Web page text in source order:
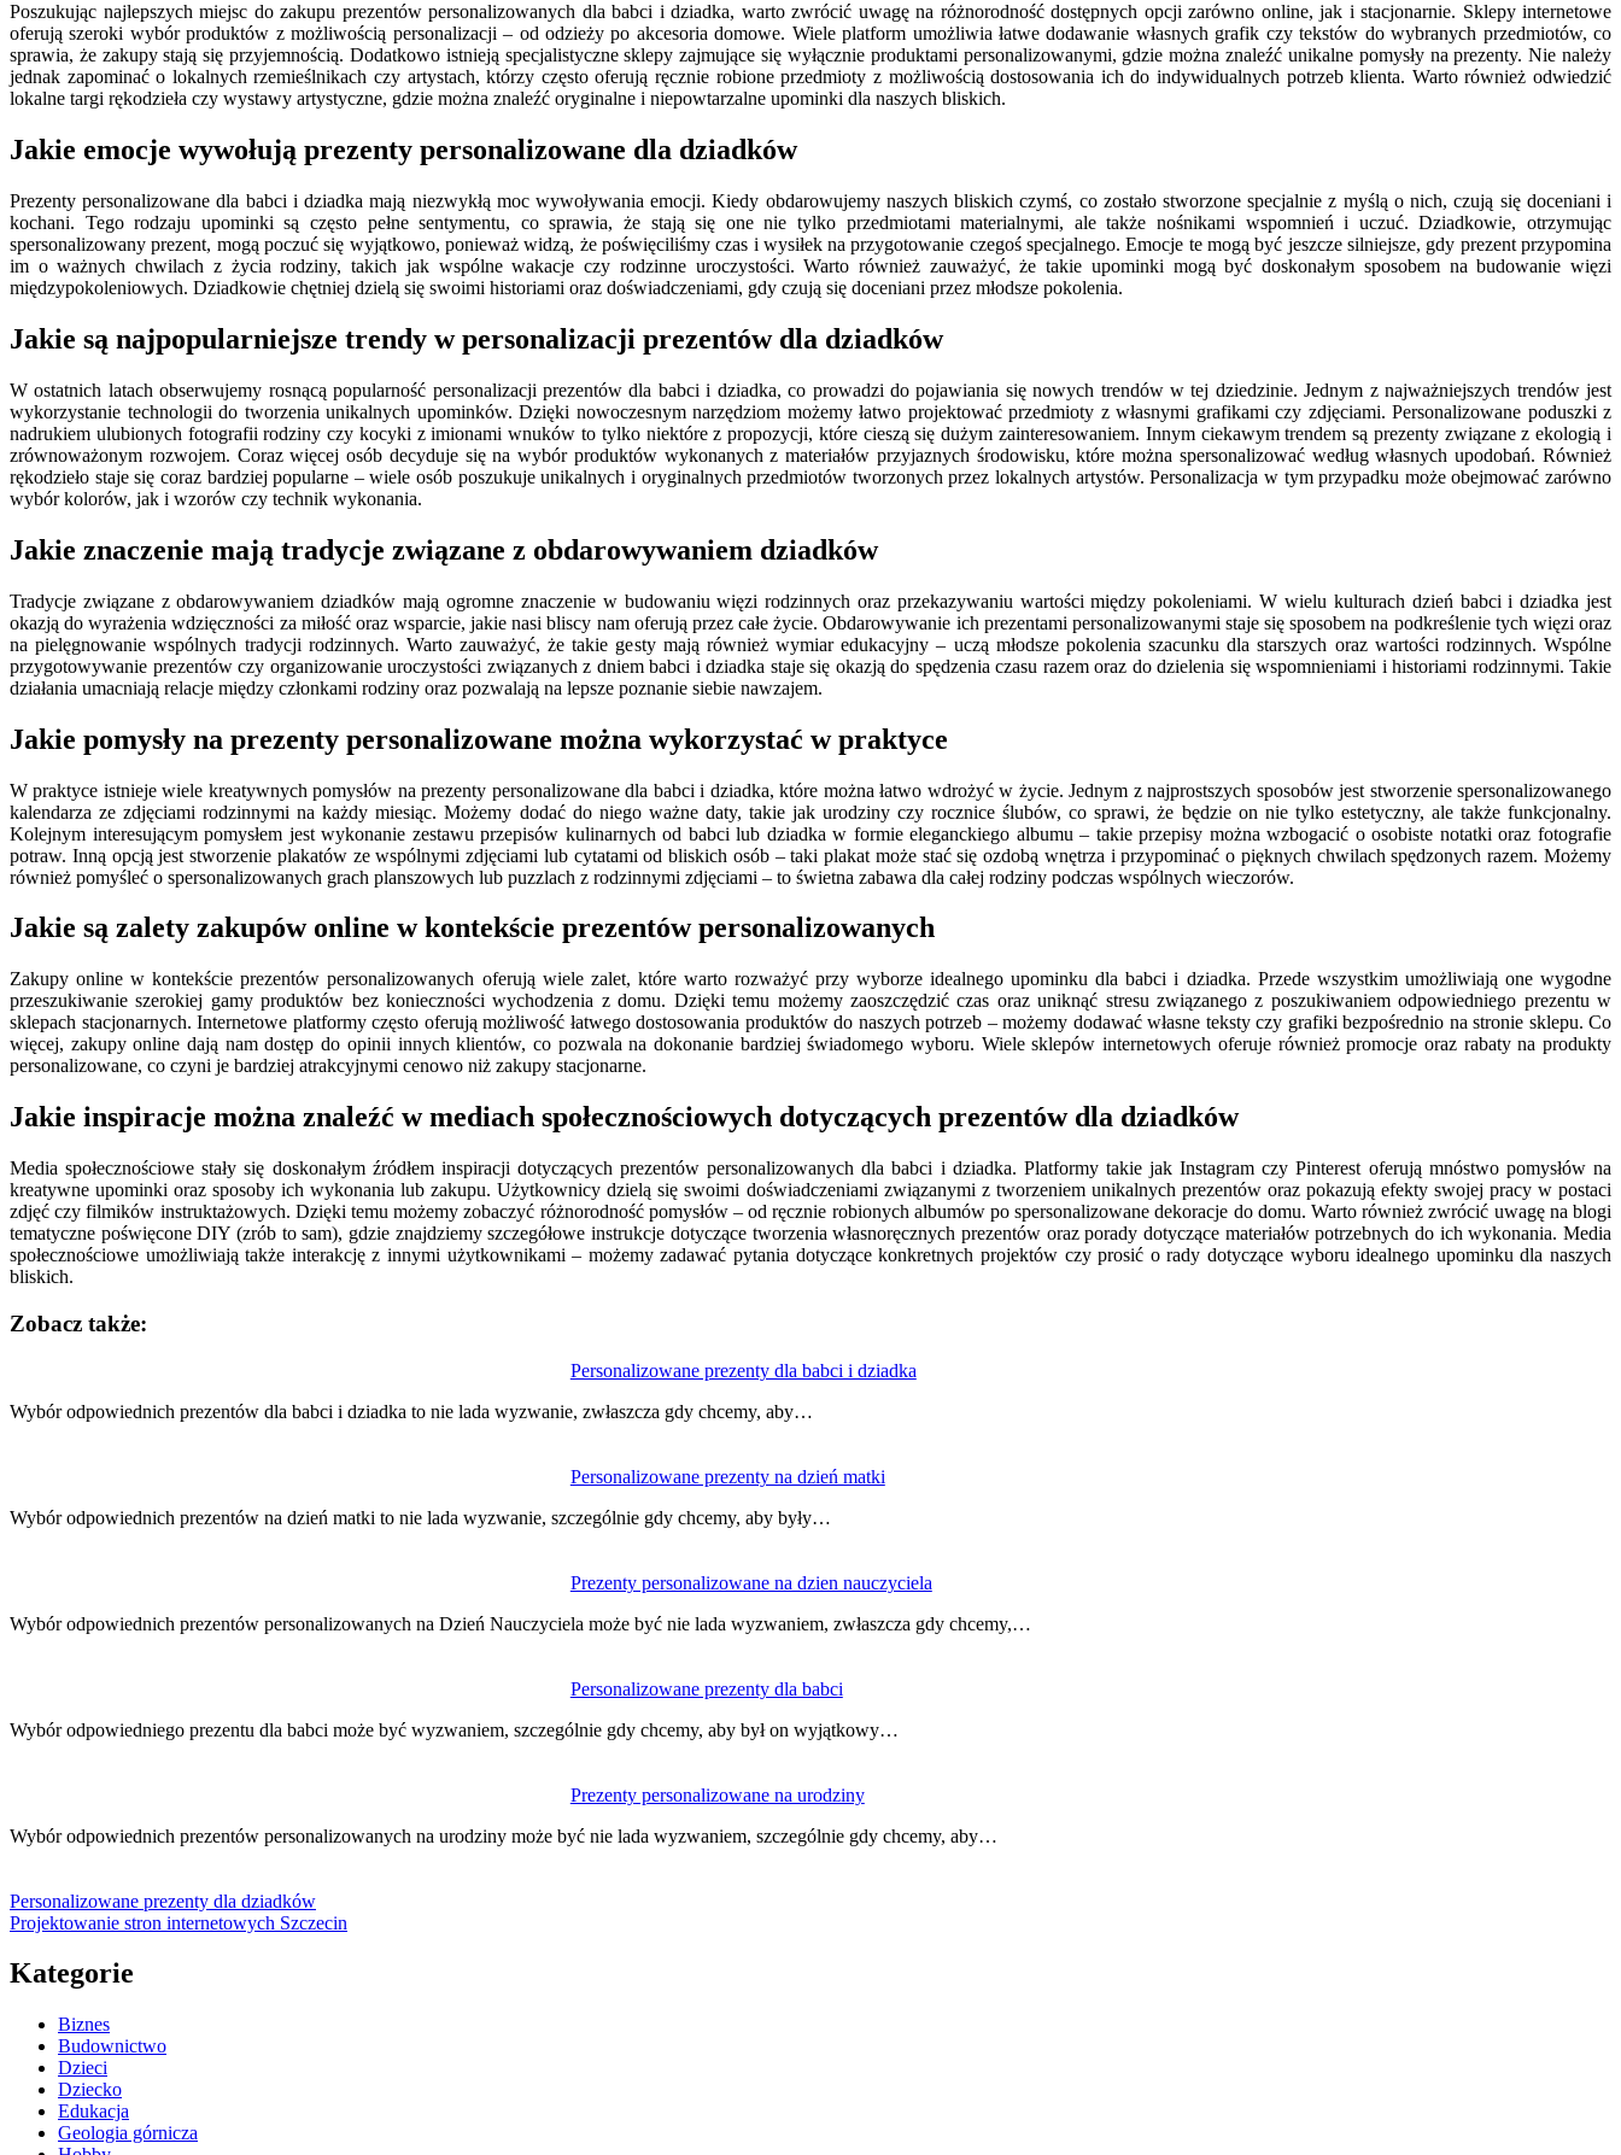
Poszukując najlepszych miejsc do zakupu prezentów personalizowanych dla babci i dziadka, warto zwrócić uwagę na różnorodność dostępnych opcji zarówno online, jak i stacjonarnie. Sklepy internetowe
oferują szeroki wybór produktów z możliwością personalizacji – od odzieży po akcesoria domowe. Wiele platform umożliwia łatwe dodawanie własnych grafik czy tekstów do wybranych przedmiotów, co
sprawia, że zakupy stają się przyjemnością. Dodatkowo istnieją specjalistyczne sklepy zajmujące się wyłącznie produktami personalizowanymi, gdzie można znaleźć unikalne pomysły na prezenty. Nie należy
jednak zapominać o lokalnych rzemieślnikach czy artystach, którzy często oferują ręcznie robione przedmioty z możliwością dostosowania ich do indywidualnych potrzeb klienta. Warto również odwiedzić
lokalne targi rękodzieła czy wystawy artystyczne, gdzie można znaleźć oryginalne i niepowtarzalne upominki dla naszych bliskich.
Jakie emocje wywołują prezenty personalizowane dla dziadków
Prezenty personalizowane dla babci i dziadka mają niezwykłą moc wywoływania emocji. Kiedy obdarowujemy naszych bliskich czymś, co zostało stworzone specjalnie z myślą o nich, czują się doceniani i
kochani. Tego rodzaju upominki są często pełne sentymentu, co sprawia, że stają się one nie tylko przedmiotami materialnymi, ale także nośnikami wspomnień i uczuć. Dziadkowie, otrzymując
spersonalizowany prezent, mogą poczuć się wyjątkowo, ponieważ widzą, że poświęciliśmy czas i wysiłek na przygotowanie czegoś specjalnego. Emocje te mogą być jeszcze silniejsze, gdy prezent przypomina
im o ważnych chwilach z życia rodziny, takich jak wspólne wakacje czy rodzinne uroczystości. Warto również zauważyć, że takie upominki mogą być doskonałym sposobem na budowanie więzi
międzypokoleniowych. Dziadkowie chętniej dzielą się swoimi historiami oraz doświadczeniami, gdy czują się doceniani przez młodsze pokolenia.
Jakie są najpopularniejsze trendy w personalizacji prezentów dla dziadków
W ostatnich latach obserwujemy rosnącą popularność personalizacji prezentów dla babci i dziadka, co prowadzi do pojawiania się nowych trendów w tej dziedzinie. Jednym z najważniejszych trendów jest
wykorzystanie technologii do tworzenia unikalnych upominków. Dzięki nowoczesnym narzędziom możemy łatwo projektować przedmioty z własnymi grafikami czy zdjęciami. Personalizowane poduszki z
nadrukiem ulubionych fotografii rodziny czy kocyki z imionami wnuków to tylko niektóre z propozycji, które cieszą się dużym zainteresowaniem. Innym ciekawym trendem są prezenty związane z ekologią i
zrównoważonym rozwojem. Coraz więcej osób decyduje się na wybór produktów wykonanych z materiałów przyjaznych środowisku, które można spersonalizować według własnych upodobań. Również
rękodzieło staje się coraz bardziej popularne – wiele osób poszukuje unikalnych i oryginalnych przedmiotów tworzonych przez lokalnych artystów. Personalizacja w tym przypadku może obejmować zarówno
wybór kolorów, jak i wzorów czy technik wykonania.
Jakie znaczenie mają tradycje związane z obdarowywaniem dziadków
Tradycje związane z obdarowywaniem dziadków mają ogromne znaczenie w budowaniu więzi rodzinnych oraz przekazywaniu wartości między pokoleniami. W wielu kulturach dzień babci i dziadka jest
okazją do wyrażenia wdzięczności za miłość oraz wsparcie, jakie nasi bliscy nam oferują przez całe życie. Obdarowywanie ich prezentami personalizowanymi staje się sposobem na podkreślenie tych więzi oraz
na pielęgnowanie wspólnych tradycji rodzinnych. Warto zauważyć, że takie gesty mają również wymiar edukacyjny – uczą młodsze pokolenia szacunku dla starszych oraz wartości rodzinnych. Wspólne
przygotowywanie prezentów czy organizowanie uroczystości związanych z dniem babci i dziadka staje się okazją do spędzenia czasu razem oraz do dzielenia się wspomnieniami i historiami rodzinnymi. Takie
działania umacniają relacje między członkami rodziny oraz pozwalają na lepsze poznanie siebie nawzajem.
Jakie pomysły na prezenty personalizowane można wykorzystać w praktyce
W praktyce istnieje wiele kreatywnych pomysłów na prezenty personalizowane dla babci i dziadka, które można łatwo wdrożyć w życie. Jednym z najprostszych sposobów jest stworzenie spersonalizowanego
kalendarza ze zdjęciami rodzinnymi na każdy miesiąc. Możemy dodać do niego ważne daty, takie jak urodziny czy rocznice ślubów, co sprawi, że będzie on nie tylko estetyczny, ale także funkcjonalny.
Kolejnym interesującym pomysłem jest wykonanie zestawu przepisów kulinarnych od babci lub dziadka w formie eleganckiego albumu – takie przepisy można wzbogacić o osobiste notatki oraz fotografie
potraw. Inną opcją jest stworzenie plakatów ze wspólnymi zdjęciami lub cytatami od bliskich osób – taki plakat może stać się ozdobą wnętrza i przypominać o pięknych chwilach spędzonych razem. Możemy
również pomyśleć o spersonalizowanych grach planszowych lub puzzlach z rodzinnymi zdjęciami – to świetna zabawa dla całej rodziny podczas wspólnych wieczorów.
Jakie są zalety zakupów online w kontekście prezentów personalizowanych
Zakupy online w kontekście prezentów personalizowanych oferują wiele zalet, które warto rozważyć przy wyborze idealnego upominku dla babci i dziadka. Przede wszystkim umożliwiają one wygodne
przeszukiwanie szerokiej gamy produktów bez konieczności wychodzenia z domu. Dzięki temu możemy zaoszczędzić czas oraz uniknąć stresu związanego z poszukiwaniem odpowiedniego prezentu w
sklepach stacjonarnych. Internetowe platformy często oferują możliwość łatwego dostosowania produktów do naszych potrzeb – możemy dodawać własne teksty czy grafiki bezpośrednio na stronie sklepu. Co
więcej, zakupy online dają nam dostęp do opinii innych klientów, co pozwala na dokonanie bardziej świadomego wyboru. Wiele sklepów internetowych oferuje również promocje oraz rabaty na produkty
personalizowane, co czyni je bardziej atrakcyjnymi cenowo niż zakupy stacjonarne.
Jakie inspiracje można znaleźć w mediach społecznościowych dotyczących prezentów dla dziadków
Media społecznościowe stały się doskonałym źródłem inspiracji dotyczących prezentów personalizowanych dla babci i dziadka. Platformy takie jak Instagram czy Pinterest oferują mnóstwo pomysłów na
kreatywne upominki oraz sposoby ich wykonania lub zakupu. Użytkownicy dzielą się swoimi doświadczeniami związanymi z tworzeniem unikalnych prezentów oraz pokazują efekty swojej pracy w postaci
zdjęć czy filmików instruktażowych. Dzięki temu możemy zobaczyć różnorodność pomysłów – od ręcznie robionych albumów po spersonalizowane dekoracje do domu. Warto również zwrócić uwagę na blogi
tematyczne poświęcone DIY (zrób to sam), gdzie znajdziemy szczegółowe instrukcje dotyczące tworzenia własnoręcznych prezentów oraz porady dotyczące materiałów potrzebnych do ich wykonania. Media
społecznościowe umożliwiają także interakcję z innymi użytkownikami – możemy zadawać pytania dotyczące konkretnych projektów czy prosić o rady dotyczące wyboru idealnego upominku dla naszych
bliskich.
Zobacz także:
Personalizowane prezenty dla babci i dziadka
Wybór odpowiednich prezentów dla babci i dziadka to nie lada wyzwanie, zwłaszcza gdy chcemy, aby…
Personalizowane prezenty na dzień matki
Wybór odpowiednich prezentów na dzień matki to nie lada wyzwanie, szczególnie gdy chcemy, aby były…
Prezenty personalizowane na dzien nauczyciela
Wybór odpowiednich prezentów personalizowanych na Dzień Nauczyciela może być nie lada wyzwaniem, zwłaszcza gdy chcemy,…
Personalizowane prezenty dla babci
Wybór odpowiedniego prezentu dla babci może być wyzwaniem, szczególnie gdy chcemy, aby był on wyjątkowy…
Prezenty personalizowane na urodziny
Wybór odpowiednich prezentów personalizowanych na urodziny może być nie lada wyzwaniem, szczególnie gdy chcemy, aby…
wpisu
Personalizowane prezenty dla dziadków
Projektowanie stron internetowych Szczecin
Kategorie
Biznes
Budownictwo
Dzieci
Dziecko
Edukacja
Geologia górnicza